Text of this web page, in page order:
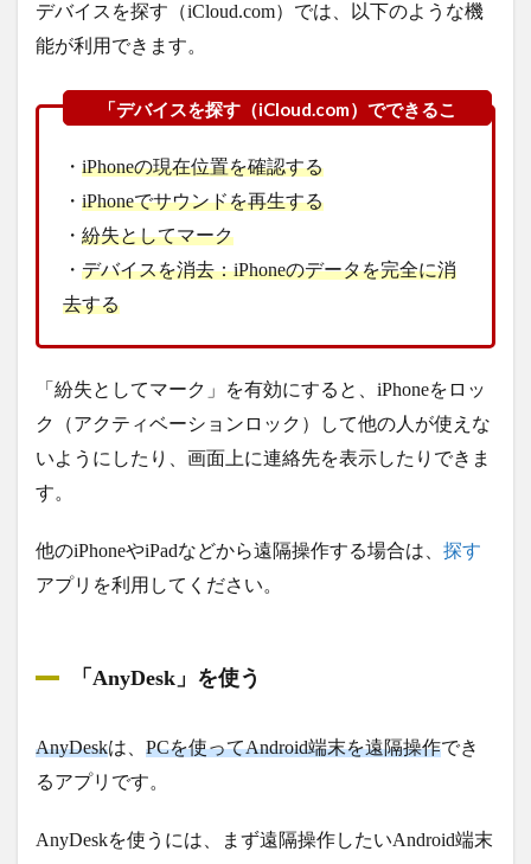
デバイスを探す（iCloud.com）では、以下のような機
能が利用できます。
・ iPhoneの現在位置を確認する
・ iPhoneでサウンドを再生する
・ 紛失としてマーク
・ デバイスを消去：iPhoneのデータを完全に消
去する
「紛失としてマーク」を有効にすると、iPhoneをロッ
ク（アクティベーションロック）して他の人が使えな
いようにしたり、画面上に連絡先を表示したりできま
す。
他のiPhoneやiPadなどから遠隔操作する場合は、 探す
アプリを利用してください。
「AnyDesk」を使う
AnyDeskは、 PCを使ってAndroid端末を遠隔操作でき
るアプリです。
AnyDeskを使うには、まず遠隔操作したいAndroid端末